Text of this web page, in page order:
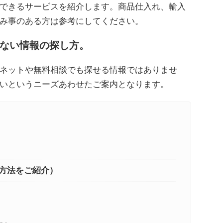
きるサービスを紹介します。商品仕入れ、輸入
事のある方は参考にしてください。
い情報の探し方。
ットや無料相談でも探せる情報ではありませ
というニーズあわせたご案内となります。
法をご紹介）